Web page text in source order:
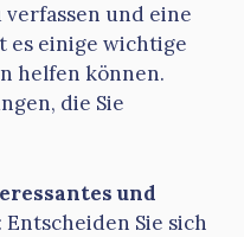
und eine
es einige wichtige
helfen können.
die Sie
und
: Entscheiden Sie sich